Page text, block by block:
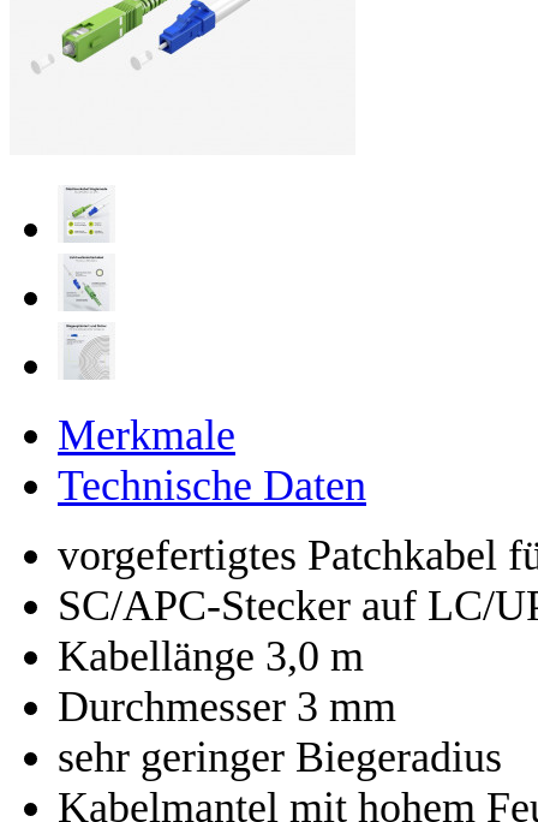
Merkmale
Technische Daten
vorgefertigtes Patchkabel
SC/APC-Stecker auf LC/
Kabellänge 3,0 m
Durchmesser 3 mm
sehr geringer Biegeradius
Kabelmantel mit hohem